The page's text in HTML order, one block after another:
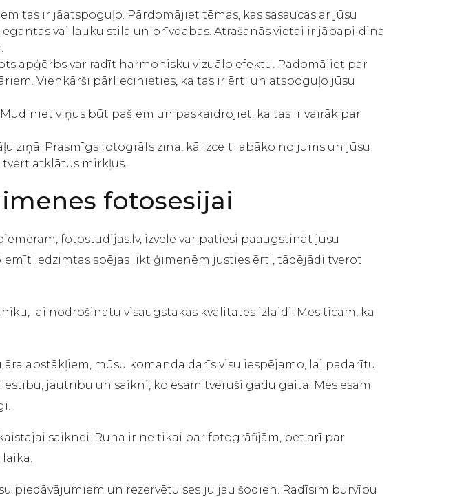
tas ir jāatspoguļo. Pārdomājiet tēmas, kas sasaucas ar jūsu
vai lauku stila un brīvdabas. Atrašanās vietai ir jāpapildina
apģērbs var radīt harmonisku vizuālo efektu. Padomājiet par
Vienkārši pārliecinieties, ka tas ir ērti un atspoguļo jūsu
viņus būt pašiem un paskaidrojiet, ka tas ir vairāk par
ziņā. Prasmīgs fotogrāfs zina, kā izcelt labāko no jums un jūsu
atklātus mirkļus.
fotosesijai
fotostudijas.lv, izvēle var patiesi paaugstināt jūsu
iedzimtas spējas likt ģimenēm justies ērti, tādējādi tverot
lai nodrošinātu visaugstākās kvalitātes izlaidi. Mēs ticam, ka
apstākļiem, mūsu komanda darīs visu iespējamo, lai padarītu
jautrību un saikni, ko esam tvēruši gadu gaitā. Mēs esam
saiknei. Runa ir ne tikai par fotogrāfijām, bet arī par
piedāvājumiem un rezervētu sesiju jau šodien. Radīsim burvību